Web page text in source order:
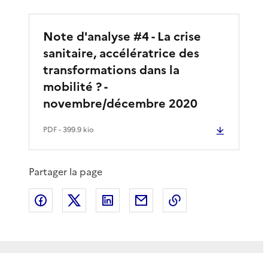
Note d'analyse #4 - La crise
sanitaire, accélératrice des
transformations dans la
mobilité ? -
novembre/décembre 2020
PDF- 399.9 kio
Partager la page
Partager sur Facebook
Partager sur XPartager sur LinkedIn
Partager par email